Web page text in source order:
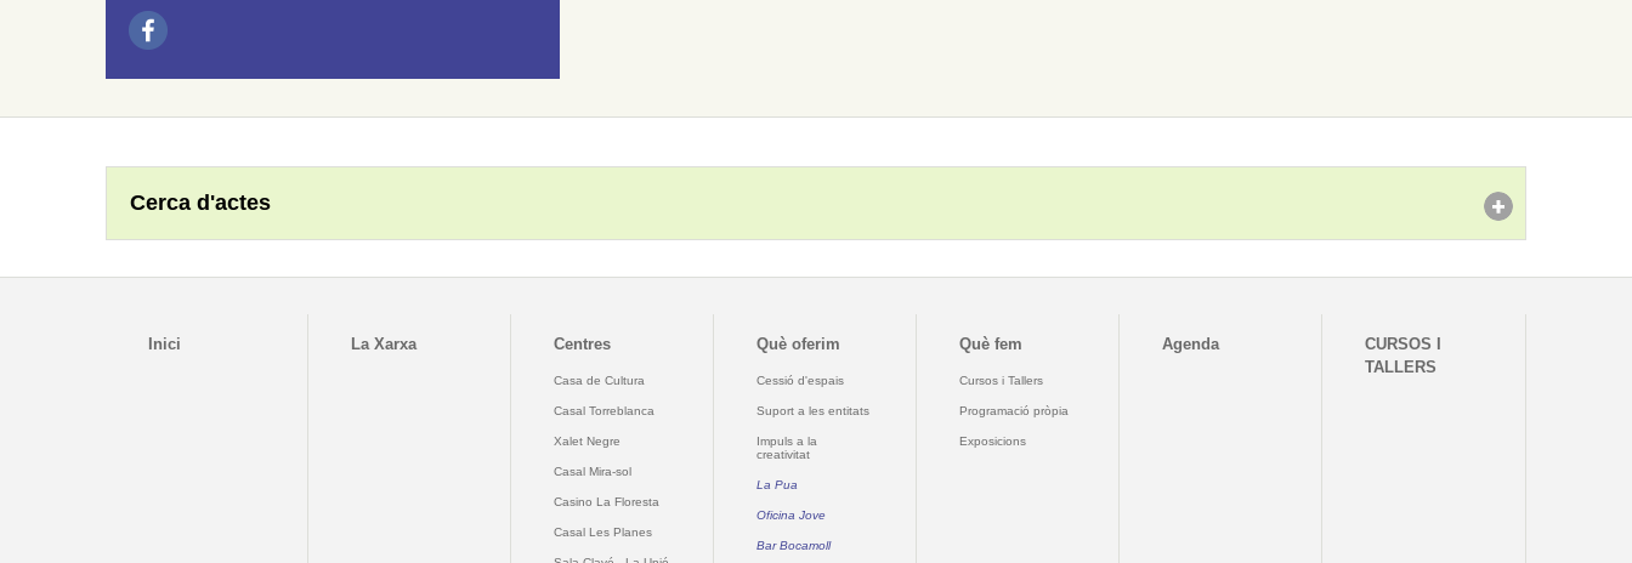
Cerca d'actes
Inici La Xarxa Centres
Casa de Cultura
Casal Torreblanca
Xalet Negre
Casal Mira-sol
Casino La Floresta
Casal Les Planes
Què oferim
Cessió d'espais
Suport a les entitats
Impuls a la
creativitat
La Pua
Oficina Jove
Bar Bocamoll
Què fem
Cursos i Tallers
Programació pròpia
Exposicions
Agenda
CURSOS I
TALLERS